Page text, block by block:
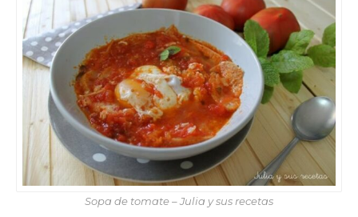
Sopa de tomate – Julia y sus recetas